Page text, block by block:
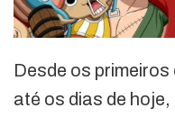
Desde os
até os dias de